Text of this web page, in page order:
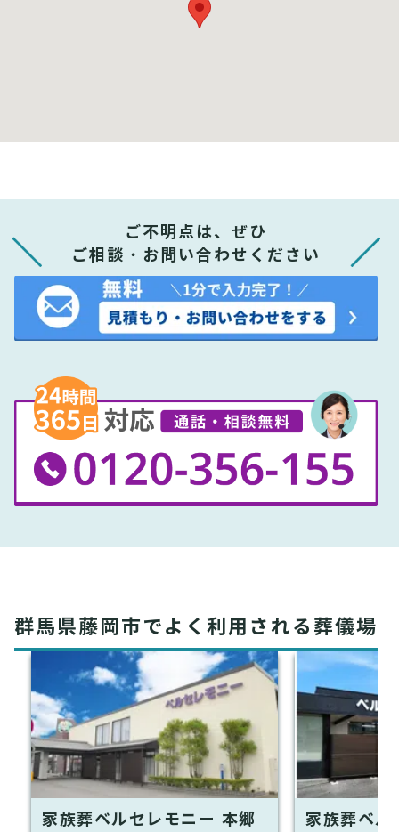
ご不明点は、ぜひ
ご相談・お問い合わせください
群馬県藤岡市でよく利用される葬儀場
家族葬ベルセレモニー 本郷
家族葬ベル